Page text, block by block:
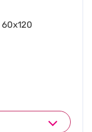
60х120